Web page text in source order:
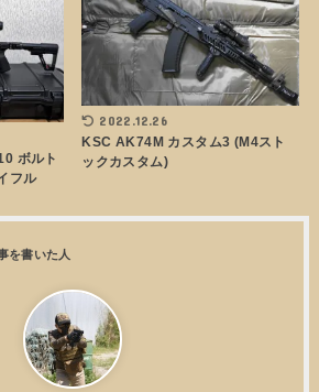
ボルト
フル
2022.12.26
KSC AK74M カスタム3 (M4スト
ックカスタム)